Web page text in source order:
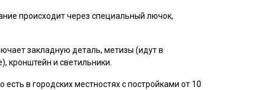
происходит через специальный лючок,
закладную деталь, метизы (идут в
кронштейн и светильники.
в городских местностях с постройками от 10